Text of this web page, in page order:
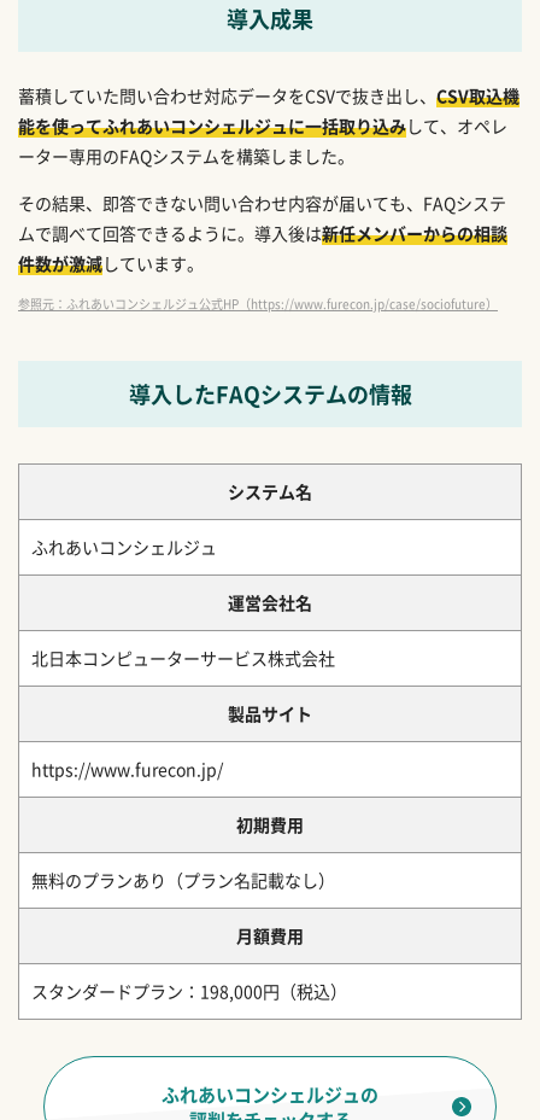
導入成果
蓄積していた問い合わせ対応データをCSVで抜き出し、 CSV取込機
能を使ってふれあいコンシェルジュに一括取り込みして、オペレ
ーター専用のFAQシステムを構築しました。
その結果、即答できない問い合わせ内容が届いても、FAQシステ
ムで調べて回答できるように。導入後は新任メンバーからの相談
件数が激減しています。
参照元：ふれあいコンシェルジュ公式HP（https://www.furecon.jp/case/sociofuture）
導入したFAQシステムの情報
システム名
ふれあいコンシェルジュ
運営会社名
北日本コンピューターサービス株式会社
製品サイト
https://www.furecon.jp/
初期費用
無料のプランあり（プラン名記載なし）
月額費用
スタンダードプラン：198,000円（税込）
ふれあいコンシェルジュの